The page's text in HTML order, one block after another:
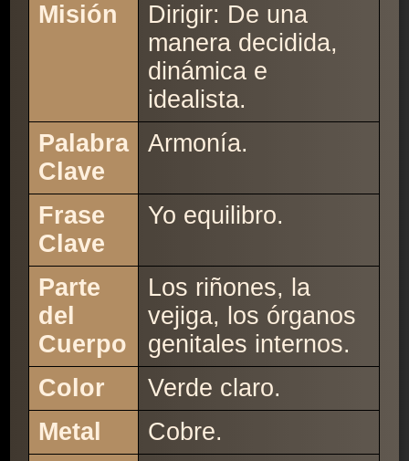
Misión
Dirigir: De una
manera decidida,
dinámica e
idealista.
Palabra
Clave
Armonía.
Frase
Clave
Yo equilibro.
Parte
del
Cuerpo
Los riñones, la
vejiga, los órganos
genitales internos.
Color
Verde claro.
Metal
Cobre.